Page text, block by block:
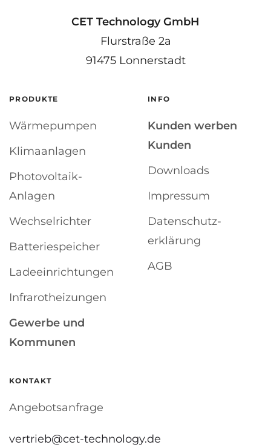
CET Technology GmbH
Flurstraße 2a
91475 Lonnerstadt
PRODUKTE
Wärmepumpen
Klimaanlagen
Photovoltaik-
Anlagen
Wechselrichter
Batterie­speicher
Ladeeinrichtungen
Infrarot­heizungen
Gewerbe und
Kommunen
INFO
Kunden werben
Kunden
Downloads
Impressum
Datenschutz­
erklärung
AGB
KONTAKT
Angebotsanfrage
vertrieb@cet-technology.de